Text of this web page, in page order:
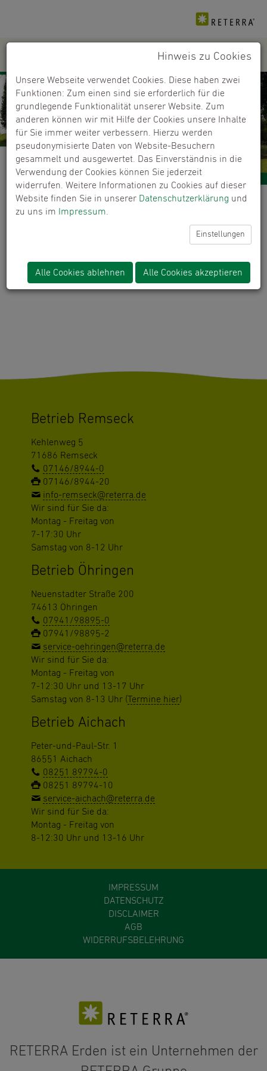
Händlerfinder
Kaufen Sie unsere Produkte bei ausgewählten
ERROR:Content Element with uid "6391" and type
"gomapsext_show" has no rendering definition!
Betrieb Remseck
Kehlenweg 5
71686 Remseck
07146/8944-0
07146/8944-20
info-remseck@reterra.de
Wir sind für Sie da:
Montag - Freitag von
7-17:30 Uhr
Samstag von 8-12 Uhr
Betrieb Öhringen
Neuenstadter Straße 200
74613 Öhringen
07941/98895-0
07941/98895-2
service-oehringen@reterra.de
Wir sind für Sie da:
Montag - Freitag von
7-12:30 Uhr und 13-17 Uhr
Samstag von 8-13 Uhr (Termine hier)
Betrieb Aichach
Peter-und-Paul-Str. 1
86551 Aichach
08251 89794-0
08251 89794-10
service-aichach@reterra.de
Wir sind für Sie da:
Montag - Freitag von
8-12:30 Uhr und 13-16 Uhr
IMPRESSUM
DATENSCHUTZ
DISCLAIMER
AGB
WIDERRUFSBELEHRUNG
RETERRA Erden ist ein Unternehmen der
Hinweis zu Cookies
Unsere Webseite verwendet Cookies. Diese haben zwei
Funktionen: Zum einen sind sie erforderlich für die
grundlegende Funktionalität unserer Website. Zum
anderen können wir mit Hilfe der Cookies unsere Inhalte
für Sie immer weiter verbessern. Hierzu werden
pseudonymisierte Daten von Website-Besuchern
gesammelt und ausgewertet. Das Einverständnis in die
Verwendung der Cookies können Sie jederzeit
widerrufen. Weitere Informationen zu Cookies auf dieser
Website finden Sie in unserer Datenschutzerklärung und
zu uns im
Impressum
Einstellungen
Alle Cookies ablehnen Alle Cookies akzeptieren